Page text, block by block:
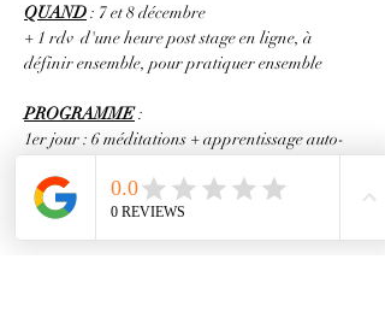
QUAND : 7 et 8 décembre
+ 1 rdv  d'une heure post stage en ligne, à
définir ensemble, pour pratiquer ensemble
PROGRAMME :
1er jour : 6 méditations + apprentissage auto-
2eme jour : transmission du protocole de soin
baleine et expérimentations